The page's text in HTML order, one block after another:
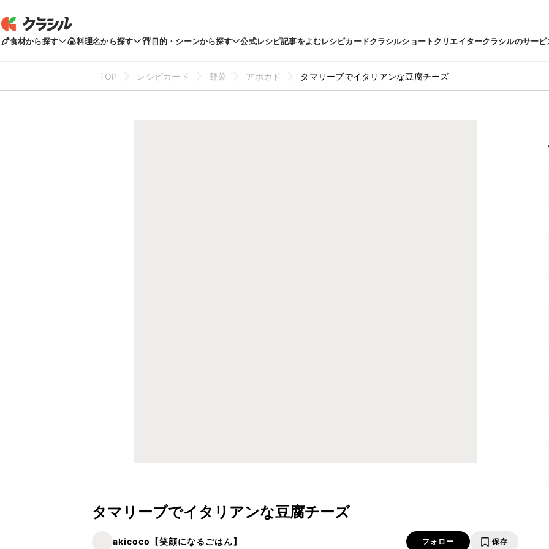
食材から探す 料理名から探す 目的・シーンから探す 公式レシピ記事をよむレシピカードクラシルショートクリエイタークラシルのサービ
TOP レシピカード 野菜 アボカド タマリーブでイタリアンな豆腐チーズ
タマリーブでイタリアンな豆腐チーズ
akicoco【笑顔になるごはん】 フォロー 保存